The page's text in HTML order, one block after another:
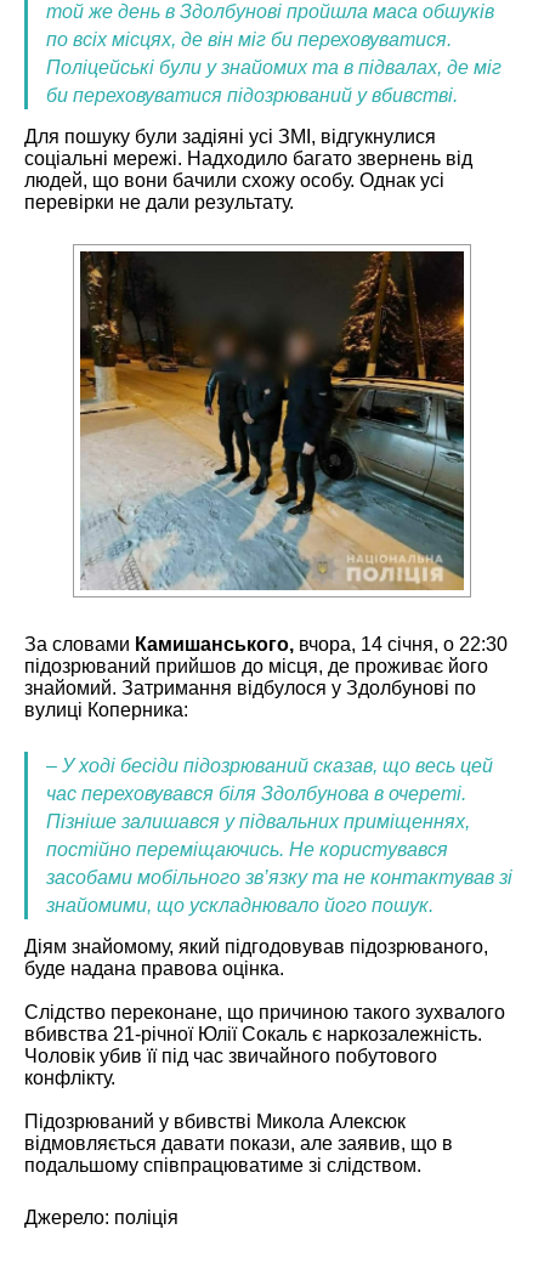
той же день в Здолбунові пройшла маса обшуків
по всіх місцях, де він міг би переховуватися.
Поліцейські були у знайомих та в підвалах, де міг
би переховуватися підозрюваний у вбивстві.
Для пошуку були задіяні усі ЗМІ, відгукнулися
соціальні мережі. Надходило багато звернень від
людей, що вони бачили схожу особу. Однак усі
перевірки не дали результату.
За словами Камишанського, вчора, 14 січня, о 22:30
підозрюваний прийшов до місця, де проживає його
знайомий. Затримання відбулося у Здолбунові по
вулиці Коперника:
– У ході бесіди підозрюваний сказав, що весь цей
час переховувався біля Здолбунова в очереті.
Пізніше залишався у підвальних приміщеннях,
постійно переміщаючись. Не користувався
засобами мобільного зв’язку та не контактував зі
знайомими, що ускладнювало його пошук.
Діям знайомому, який підгодовував підозрюваного,
буде надана правова оцінка.
Слідство переконане, що причиною такого зухвалого
вбивства 21-річної Юлії Сокаль є наркозалежність.
Чоловік убив її під час звичайного побутового
конфлікту.
Підозрюваний у вбивстві Микола Алексюк
відмовляється давати покази, але заявив, що в
подальшому співпрацюватиме зі слідством.
Джерело: поліція